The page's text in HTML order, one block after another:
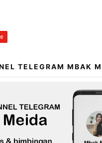
TELEGRAM MBAK